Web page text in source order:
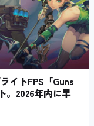
イトFPS「Guns
。2026年内に早